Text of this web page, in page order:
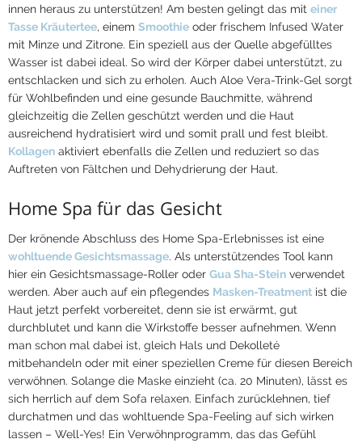
innen heraus zu unterstützen! Am besten gelingt das mit einer
Tasse Kräutertee, einem Smoothie oder frischem Infused Water
mit Minze und Zitrone. Ein speziell aus der Quelle abgefülltes
Wasser ist dabei ideal. So wird der Körper dabei unterstützt, zu
entschlacken und sich zu erholen. Auch Aloe Vera-Trink-Gel sorgt
für Wohlbefinden und eine gesunde Bauchmitte, während
gleichzeitig die Zellen geschützt werden und die Haut
ausreichend hydratisiert wird und somit prall und fest bleibt.
Kollagen aktiviert ebenfalls die Zellen und reduziert so das
Auftreten von Fältchen und Dehydrierung der Haut.
Home Spa für das Gesicht
Der krönende Abschluss des Home Spa-Erlebnisses ist eine
wohltuende Gesichtsmassage. Als unterstützendes Tool kann
hier ein Gesichtsmassage-Roller oder Gua Sha-Stein verwendet
werden. Aber auch auf ein pflegendes Masken-Treatment ist die
Haut jetzt perfekt vorbereitet, denn sie ist erwärmt, gut
durchblutet und kann die Wirkstoffe besser aufnehmen. Wenn
man schon mal dabei ist, gleich Hals und Dekolleté
mitbehandeln oder mit einer speziellen Creme für diesen Bereich
verwöhnen. Solange die Maske einzieht (ca. 20 Minuten), lässt es
sich herrlich auf dem Sofa relaxen. Einfach zurücklehnen, tief
durchatmen und das wohltuende Spa-Feeling auf sich wirken
lassen – Well-Yes! Ein Verwöhnprogramm, das das Gefühl